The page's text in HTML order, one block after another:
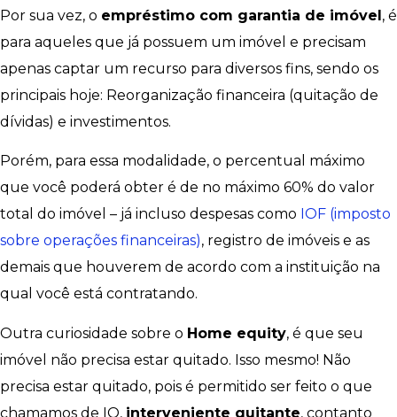
Por sua vez, o empréstimo com garantia de imóvel, é
para aqueles que já possuem um imóvel e precisam
apenas captar um recurso para diversos fins, sendo os
principais hoje: Reorganização financeira (quitação de
dívidas) e investimentos.
Porém, para essa modalidade, o percentual máximo
que você poderá obter é de no máximo 60% do valor
total do imóvel – já incluso despesas como IOF (imposto
sobre operações financeiras), registro de imóveis e as
demais que houverem de acordo com a instituição na
qual você está contratando.
Outra curiosidade sobre o Home equity, é que seu
imóvel não precisa estar quitado. Isso mesmo! Não
precisa estar quitado, pois é permitido ser feito o que
chamamos de IQ, interveniente quitante, contanto